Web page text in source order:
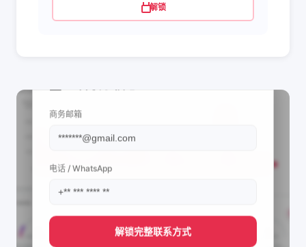
解锁
商务邮箱
电话 / WhatsApp
解锁完整联系方式